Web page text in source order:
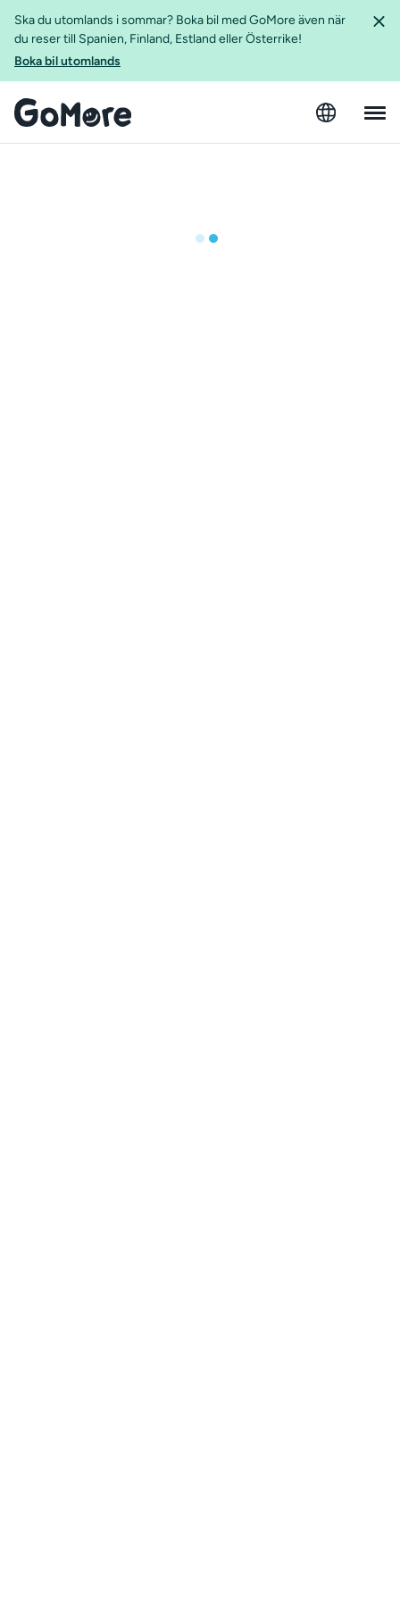
Ska du utomlands i sommar? Boka bil med GoMore även när
du reser till Spanien, Finland, Estland eller Österrike!
Boka bil utomlands